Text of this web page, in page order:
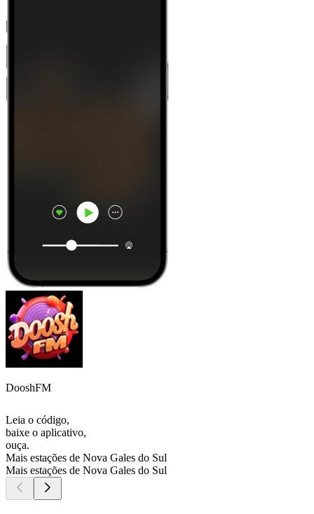
DooshFM
Leia o código,
baixe o aplicativo,
ouça.
Mais estações de Nova Gales do Sul
Mais estações de Nova Gales do Sul